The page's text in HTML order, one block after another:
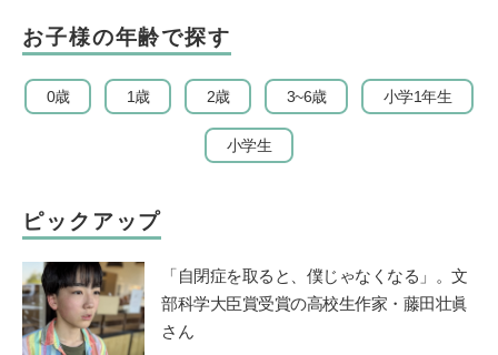
お子様の年齢で探す
0歳 1歳 2歳 3~6歳 小学1年生
小学生
ピックアップ
「自閉症を取ると、僕じゃなくなる」。文
部科学大臣賞受賞の高校生作家・藤田壮眞
さん